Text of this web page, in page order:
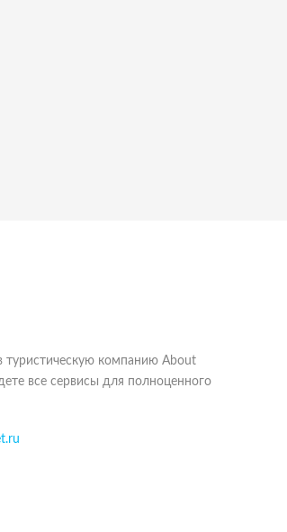
туристическую компанию About
все сервисы для полноценного